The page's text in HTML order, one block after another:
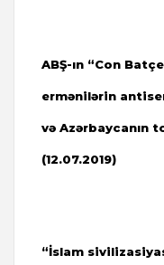
ABŞ-ın “Con
ermənilərin
və Azərbaycanın
(12.07.2019)
“İslam